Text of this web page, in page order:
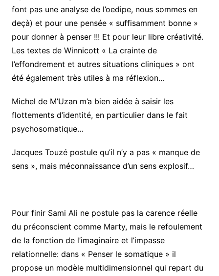
font pas une analyse de l’oedipe, nous sommes en
deçà) et pour une pensée « suffisamment bonne »
pour donner à penser !!! Et pour leur libre créativité.
Les textes de Winnicott « La crainte de
l’effondrement et autres situations cliniques » ont
été également très utiles à ma réflexion…
Michel de M’Uzan m’a bien aidée à saisir les
flottements d’identité, en particulier dans le fait
psychosomatique…
Jacques Touzé postule qu’il n’y a pas « manque de
sens », mais méconnaissance d’un sens explosif…
Pour finir Sami Ali ne postule pas la carence réelle
du préconscient comme Marty, mais le refoulement
de la fonction de l’imaginaire et l’impasse
relationnelle: dans « Penser le somatique » il
propose un modèle multidimensionnel qui repart du